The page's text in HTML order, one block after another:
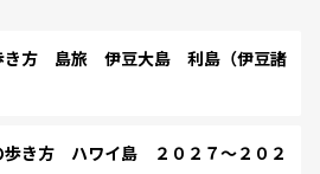
き方 島旅 伊豆大島 利島（伊豆諸
き方 ハワイ島 ２０２７～２０２